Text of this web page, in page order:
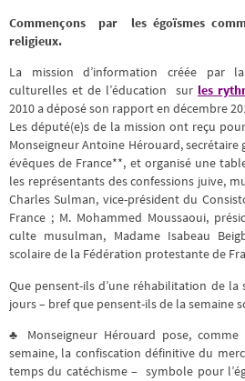
Commençons par les égoïsmes
religieux.
La mission d’information créée par
culturelles et de l’éducation sur les
2010 a déposé son rapport en décembre
Les député(e)s de la mission ont reçu
Monseigneur Antoine Hérouard, secrétaire
évêques de France**, et organisé une
les représentants des confessions juive,
Charles Sulman, vice-président du
France ; M. Mohammed Moussaoui,
culte musulman, Madame Isabeau
scolaire de la Fédération protestante de
Que pensent-ils d’une réhabilitation de la
jours – bref que pensent-ils de la semaine
♣ Monseigneur Hérouard pose,
semaine, la confiscation définitive du
temps du catéchisme – symbole pour